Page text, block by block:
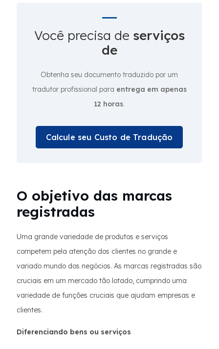
Você precisa de serviços
de
Obtenha seu documento traduzido por um
tradutor profissional para entrega em apenas
12 horas.
Calcule seu Custo de Tradução
O objetivo das marcas
registradas
Uma grande variedade de produtos e serviços
competem pela atenção dos clientes no grande e
variado mundo dos negócios. As marcas registradas são
cruciais em um mercado tão lotado, cumprindo uma
variedade de funções cruciais que ajudam empresas e
clientes.
Diferenciando bens ou serviços